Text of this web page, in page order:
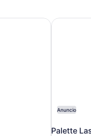
Anuncio
Palette
Palette Las